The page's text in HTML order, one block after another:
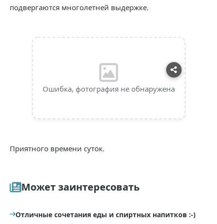
подвергаются многолетней выдержке.
Ошибка, фотография не обнаружена
Приятного времени суток.
Может заинтересовать
Отличные сочетания еды и спиртных напитков :-)